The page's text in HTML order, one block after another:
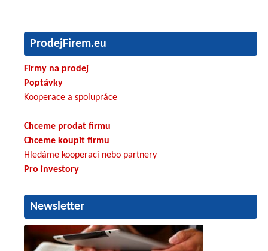
ProdejFirem.eu
Firmy na prodej
Poptávky
Kooperace a spolupráce
Chceme prodat firmu
Chceme koupit firmu
Hledáme kooperaci nebo partnery
Pro investory
Newsletter